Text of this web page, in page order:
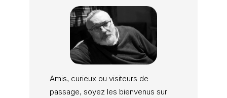
Amis, curieux ou visiteurs de
passage, soyez les bienvenus sur